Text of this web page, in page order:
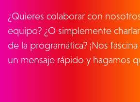
¿Quieres colaborar con
equipo? ¿O simplemente
de la programática? ¡Nos
un mensaje rápido y hagamos